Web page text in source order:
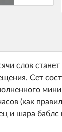
слов
Сет
(как
шара баблс